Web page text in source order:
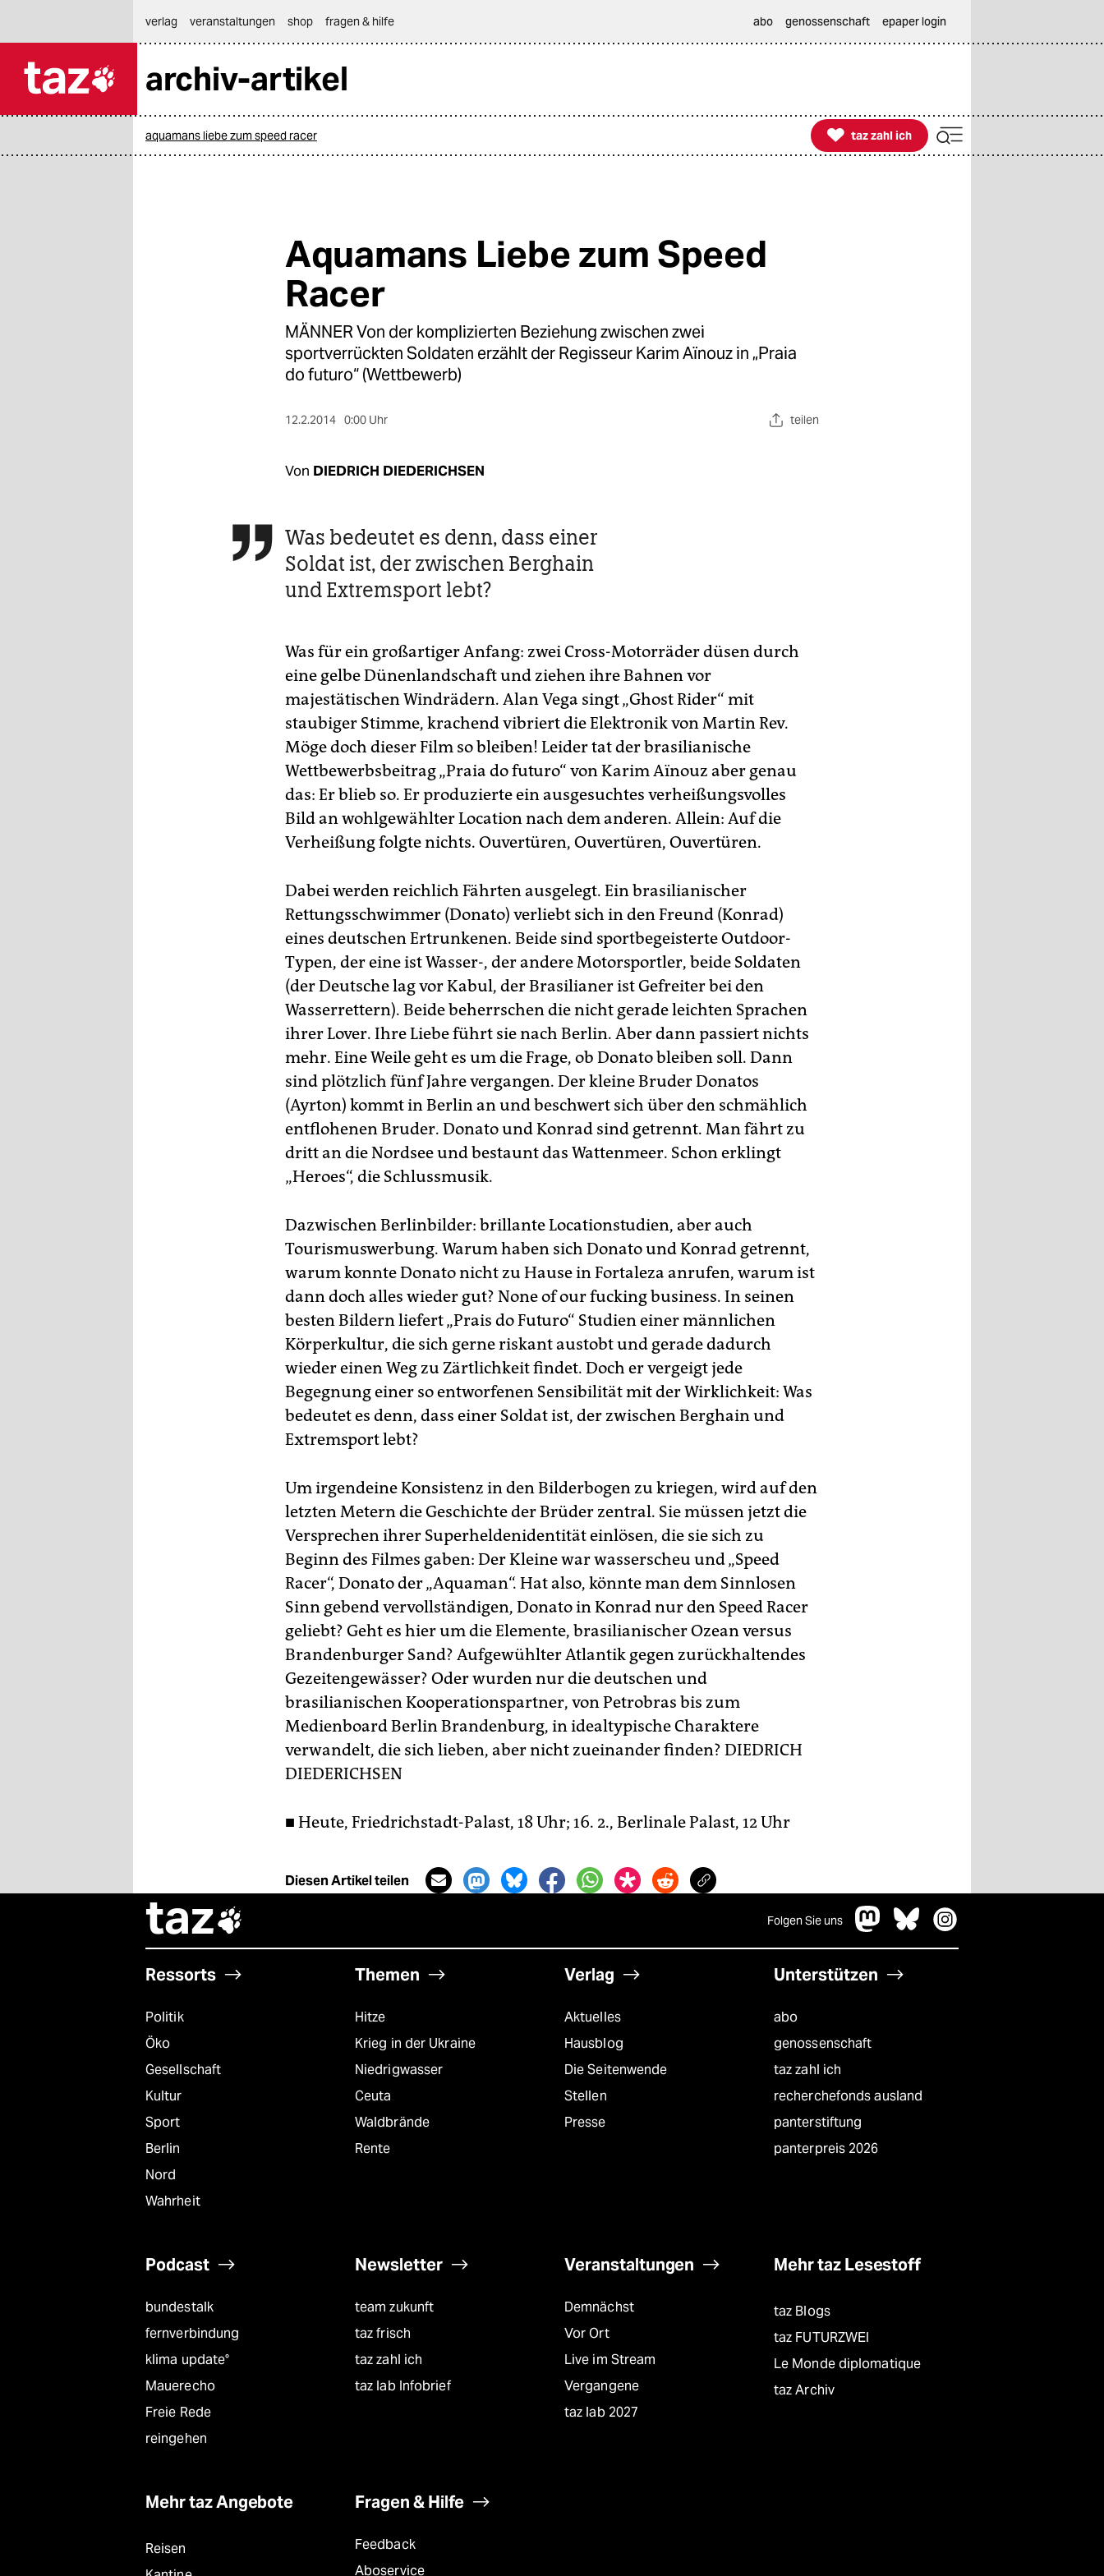
themen
veranstaltungen
verlag
veranstaltungen shop fragen & hilfe abo genossenschaft epaper login
archiv-artikel
aquamans liebe zum speed racer 
taz zahl ich
taz zahl ich
Aquamans Liebe zum Speed
Racer
MÄNNER Von der komplizierten Beziehung zwischen zwei
sportverrückten Soldaten erzählt der Regisseur Karim Aïnouz in „Praia
do futuro“ (Wettbewerb)
12.2.2014 0:00 Uhr teilen
Von DIEDRICH DIEDERICHSEN
 Was bedeutet es denn, dass einer
Soldat ist, der zwischen Berghain
und Extremsport lebt?
Was für ein großartiger Anfang: zwei Cross-Motorräder düsen durch
eine gelbe Dünenlandschaft und ziehen ihre Bahnen vor
majestätischen Windrädern. Alan Vega singt „Ghost Rider“ mit
staubiger Stimme, krachend vibriert die Elektronik von Martin Rev.
Möge doch dieser Film so bleiben! Leider tat der brasilianische
Wettbewerbsbeitrag „Praia do futuro“ von Karim Aïnouz aber genau
das: Er blieb so. Er produzierte ein ausgesuchtes verheißungsvolles
Bild an wohlgewählter Location nach dem anderen. Allein: Auf die
Verheißung folgte nichts. Ouvertüren, Ouvertüren, Ouvertüren.
Dabei werden reichlich Fährten ausgelegt. Ein brasilianischer
Rettungsschwimmer (Donato) verliebt sich in den Freund (Konrad)
eines deutschen Ertrunkenen. Beide sind sportbegeisterte Outdoor-
Typen, der eine ist Wasser-, der andere Motorsportler, beide Soldaten
(der Deutsche lag vor Kabul, der Brasilianer ist Gefreiter bei den
Wasserrettern). Beide beherrschen die nicht gerade leichten Sprachen
ihrer Lover. Ihre Liebe führt sie nach Berlin. Aber dann passiert nichts
mehr. Eine Weile geht es um die Frage, ob Donato bleiben soll. Dann
sind plötzlich fünf Jahre vergangen. Der kleine Bruder Donatos
(Ayrton) kommt in Berlin an und beschwert sich über den schmählich
entflohenen Bruder. Donato und Konrad sind getrennt. Man fährt zu
dritt an die Nordsee und bestaunt das Wattenmeer. Schon erklingt
„Heroes“, die Schlussmusik.
Dazwischen Berlinbilder: brillante Locationstudien, aber auch
Tourismuswerbung. Warum haben sich Donato und Konrad getrennt,
warum konnte Donato nicht zu Hause in Fortaleza anrufen, warum ist
dann doch alles wieder gut? None of our fucking business. In seinen
besten Bildern liefert „Prais do Futuro“ Studien einer männlichen
Körperkultur, die sich gerne riskant austobt und gerade dadurch
wieder einen Weg zu Zärtlichkeit findet. Doch er vergeigt jede
Begegnung einer so entworfenen Sensibilität mit der Wirklichkeit: Was
bedeutet es denn, dass einer Soldat ist, der zwischen Berghain und
Extremsport lebt?
Um irgendeine Konsistenz in den Bilderbogen zu kriegen, wird auf den
letzten Metern die Geschichte der Brüder zentral. Sie müssen jetzt die
Versprechen ihrer Superheldenidentität einlösen, die sie sich zu
Beginn des Filmes gaben: Der Kleine war wasserscheu und „Speed
Racer“, Donato der „Aquaman“. Hat also, könnte man dem Sinnlosen
Sinn gebend vervollständigen, Donato in Konrad nur den Speed Racer
geliebt? Geht es hier um die Elemente, brasilianischer Ozean versus
Brandenburger Sand? Aufgewühlter Atlantik gegen zurückhaltendes
Gezeitengewässer? Oder wurden nur die deutschen und
brasilianischen Kooperationspartner, von Petrobras bis zum
Medienboard Berlin Brandenburg, in idealtypische Charaktere
verwandelt, die sich lieben, aber nicht zueinander finden? DIEDRICH
DIEDERICHSEN
■ Heute, Friedrichstadt-Palast, 18 Uhr; 16. 2., Berlinale Palast, 12 Uhr
Diesen Artikel teilen
taz Folgen Sie uns
Ressorts
Politik
Öko
Gesellschaft
Kultur
Sport
Berlin
Nord
Wahrheit
Themen
Hitze
Krieg in der Ukraine
Niedrigwasser
Ceuta
Waldbrände
Rente
Verlag
Aktuelles
Hausblog
Die Seitenwende
Stellen
Presse
Unterstützen
abo
genossenschaft
taz zahl ich
recherchefonds ausland
panterstiftung
panterpreis 2026
Podcast
bundestalk
fernverbindung
klima update°
Mauerecho
Freie Rede
reingehen
Newsletter
team zukunft
taz frisch
taz zahl ich
taz lab Infobrief
Veranstaltungen
Demnächst
Vor Ort
Live im Stream
Vergangene
taz lab 2027
Mehr taz Lesestoff
taz Blogs
taz FUTURZWEI
Le Monde diplomatique
taz Archiv
Mehr taz Angebote
Reisen
Fragen & Hilfe
Feedback
Aboservice